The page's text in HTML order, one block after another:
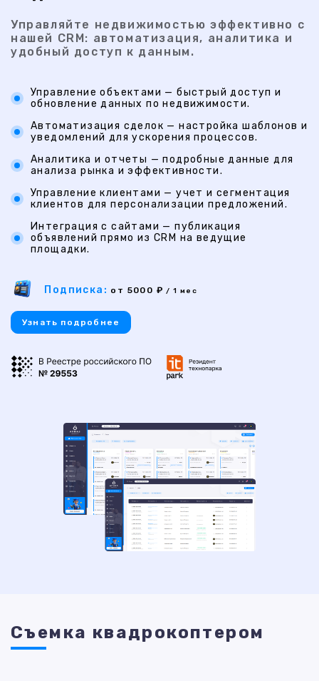
Управляйте недвижимостью эффективно с
нашей CRM: автоматизация, аналитика и
удобный доступ к данным.
Управление объектами — быстрый доступ и
обновление данных по недвижимости.
Автоматизация сделок — настройка шаблонов и
уведомлений для ускорения процессов.
Аналитика и отчеты — подробные данные для
анализа рынка и эффективности.
Управление клиентами — учет и сегментация
клиентов для персонализации предложений.
Интеграция с сайтами — публикация
объявлений прямо из CRM на ведущие
площадки.
Подписка: от 5000 ₽ / 1 мес
Узнать подробнее
Съемка квадрокоптером